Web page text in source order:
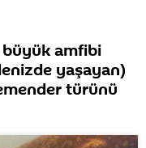
büyük amfibi
yaşayan)
türünü